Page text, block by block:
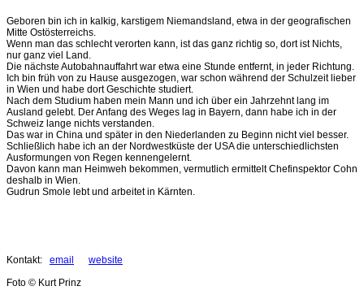
Geboren bin ich in kalkig, karstigem Niemandsland, etwa in der geografischen
Mitte Ostösterreichs.
Wenn man das schlecht verorten kann, ist das ganz richtig so, dort ist Nichts,
nur ganz viel Land.
Die nächste Autobahnauffahrt war etwa eine Stunde entfernt, in jeder Richtung.
Ich bin früh von zu Hause ausgezogen, war schon während der Schulzeit lieber
in Wien und habe dort Geschichte studiert.
Nach dem Studium haben mein Mann und ich über ein Jahrzehnt lang im
Ausland gelebt. Der Anfang des Weges lag in Bayern, dann habe ich in der
Schweiz lange nichts verstanden.
Das war in China und später in den Niederlanden zu Beginn nicht viel besser.
Schließlich habe ich an der Nordwestküste der USA die unterschiedlichsten
Ausformungen von Regen kennengelernt.
Davon kann man Heimweh bekommen, vermutlich ermittelt Chefinspektor Cohn
deshalb in Wien.
Gudrun Smole lebt und arbeitet in Kärnten.
Kontakt: email
website
Foto © Kurt Prinz